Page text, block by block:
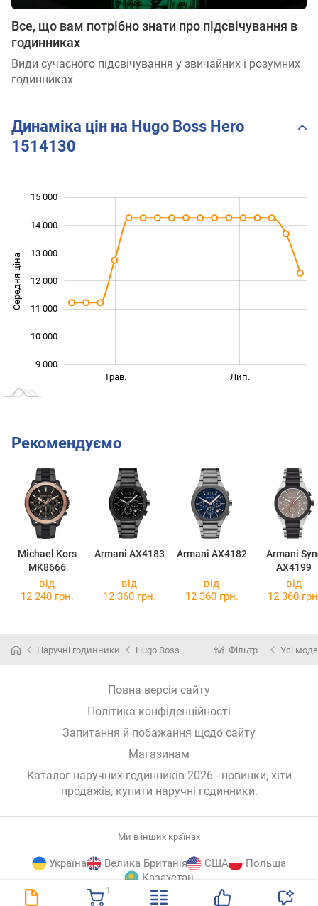
1
Все, що вам потрібно знати про підсвічування в
годинниках
Види сучасного підсвічування у звичайних і розумних
годинниках
Динаміка цін на Hugo Boss Hero
1514130
Середня ціна 10 000
9 000
10 000
11 000
12 000
13 000
14 000
15 000
Трав. Лип.
Рекомендуємо
Michael Kors
MK8666
Armani AX4183 Armani AX4182
Armani
AX4199
від
12 240 грн.
від
12 360 грн.
від
12 360 грн.
від
12 360
Наручні годинники Hugo Boss Фільтр Усі
Повна версія сайту
Політика конфіденційності
Запитання й побажання щодо сайту
Магазинам
Каталог наручних годинників 2026 - новинки, хіти
продажів, купити наручні годинники.
Ми в інших країнах
Україна Велика Британія США
Польща
Казахстан